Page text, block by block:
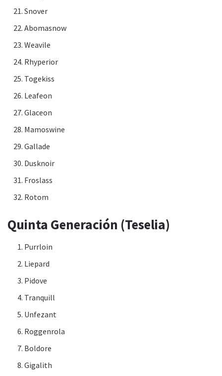
Snover
Abomasnow
Weavile
Rhyperior
Togekiss
Leafeon
Glaceon
Mamoswine
Gallade
Dusknoir
Froslass
Rotom
Quinta Generación (Teselia)
Purrloin
Liepard
Pidove
Tranquill
Unfezant
Roggenrola
Boldore
Gigalith